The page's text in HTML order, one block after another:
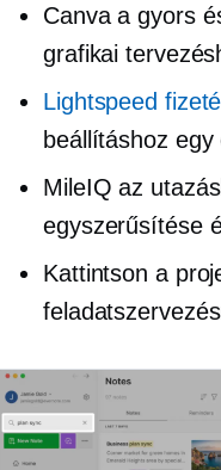
Canva a gyors
grafikai
Lightspeed
beállításhoz
MileIQ az
egyszerűsítése
Kattintson a